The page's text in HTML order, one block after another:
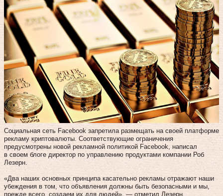
Социальная сеть Facebook запретила размещать на своей платформе
рекламу криптовалюты. Соответствующие ограничения
предусмотрены новой рекламной политикой Facebook, написал
в своем блоге директор по управлению продуктами компании Роб
Лезерн.
«Два наших основных принципа касательно рекламы отражают наши
убеждения в том, что объявления должны быть безопасными и мы,
прежде всего, создаем их для людей», — отметил Лезерн.